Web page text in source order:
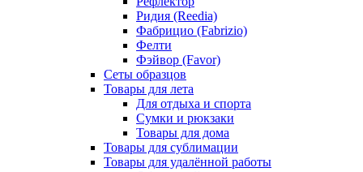
Ридия (Reedia)
Фабрицио (Fabrizio)
Фелти
Фэйвор (Favor)
Сеты образцов
Товары для лета
Для отдыха и спорта
Сумки и рюкзаки
Товары для дома
Товары для сублимации
Товары для удалённой работы